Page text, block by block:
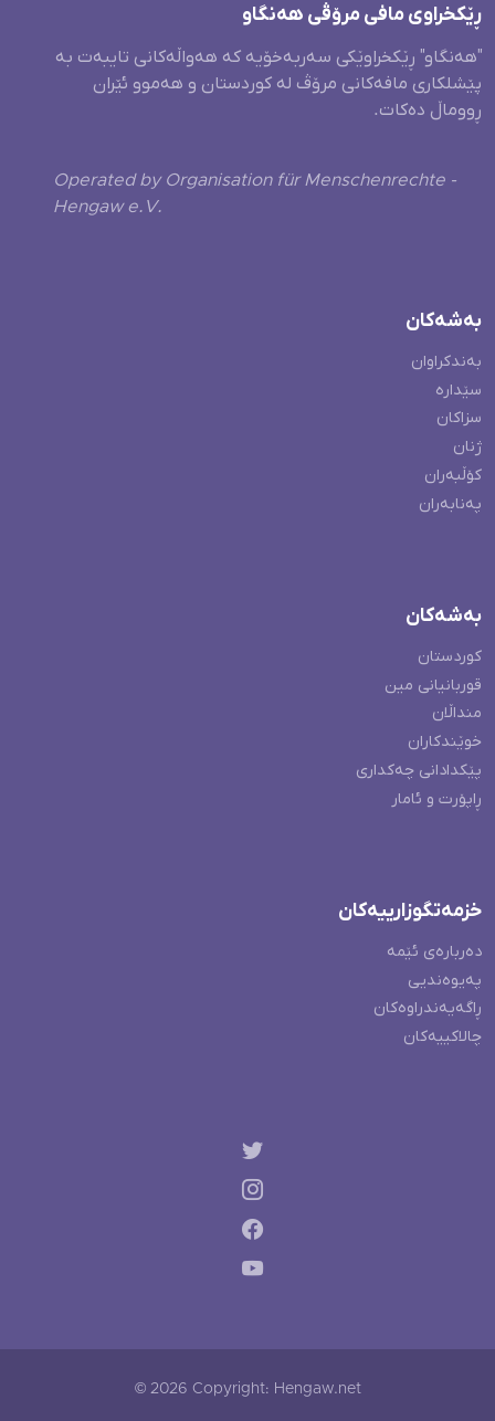
ڕێکخراوی مافی مرۆڤی هەنگاو
"هەنگاو" ڕێکخراوێکی سەربەخۆیە کە هەواڵەکانی تایبەت بە
پێشلکاری مافەکانی مرۆڤ لە کوردستان و هەموو ئێران
ڕووماڵ دەکات.
Operated by Organisation für Menschenrechte -
Hengaw e.V.
بەشەکان
بەندکراوان
سێدارە
سزاکان
ژنان
کۆڵبەران
پەنابەران
بەشەکان
کوردستان
قوربانیانی مین
منداڵان
خوێندکاران
پێکدادانی چەکداری
ڕاپۆرت و ئامار
خزمەتگوزارییەکان
دەربارەی ئێمە
پەیوەندیی
ڕاگەیەندراوەکان
چالاکییەکان
© 2026 Copyright: Hengaw.net